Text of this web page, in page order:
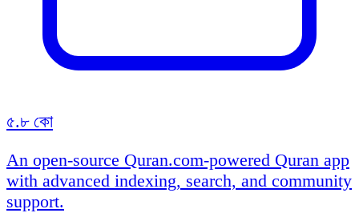
৫.৮ কো
An open-source Quran.com-powered Quran app
with advanced indexing, search, and community
support.